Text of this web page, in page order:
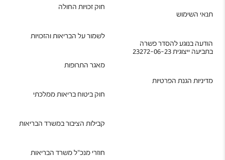
תנאי השימוש
הודעה בנוגע להסדר פשרה
בתביעה ייצוגית 23272-06-23
מדיניות הגנת הפרטיות
חוק זכויות החולה
לשמור על הבריאות והזכויות
מאגר התרופות
חוק ביטוח בריאות ממלכתי
קבילות הציבור במשרד הבריאות
חוזרי מנכ"ל משרד הבריאות